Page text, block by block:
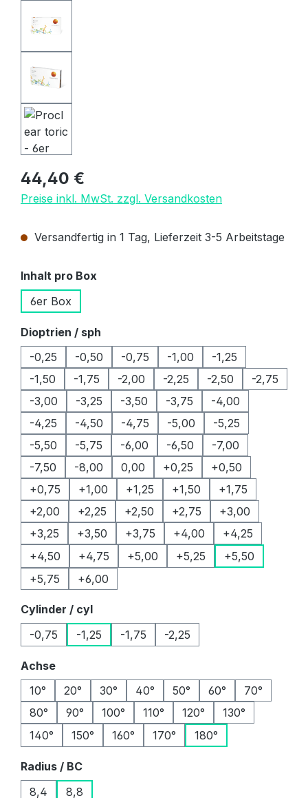
Regulärer Preis:
44,40 €
Preise inkl. MwSt. zzgl. Versandkosten
Versandfertig in 1 Tag, Lieferzeit 3-5 Arbeitstage
Inhalt pro Box
6er Box
Dioptrien / sph
-0,25
-0,50 -0,75 -1,00
-1,25
-1,50
-1,75 -2,00 -2,25 -2,50
-2,75
-3,00
-3,25 -3,50 -3,75
-4,00
-4,25
-4,50 -4,75 -5,00
-5,25
-5,50
-5,75 -6,00 -6,50
-7,00
-7,50
-8,00 0,00 +0,25
+0,50
+0,75
+1,00 +1,25 +1,50
+1,75
+2,00
+2,25 +2,50 +2,75
+3,00
+3,25
+3,50 +3,75 +4,00
+4,25
+4,50
+4,75 +5,00 +5,25
+5,50
+5,75
+6,00
Cylinder / cylauswählen
-0,75
-1,25 -1,75 -2,25
Achseauswählen
10°
20° 30° 40° 50° 60°
70°
80°
90° 100° 110° 120°
130°
140°
150° 160° 170° 180°
Radius / BCauswählen
8,4
8,8